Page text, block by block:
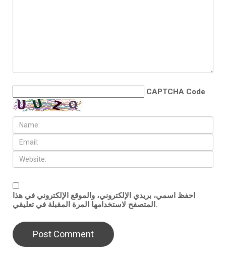
CAPTCHA Code
احفظ اسمي، بريدي الإلكتروني، والموقع الإلكتروني في هذا
المتصفح لاستخدامها المرة المقبلة في تعليقي.